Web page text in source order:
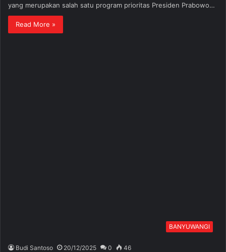
yang merupakan salah satu program prioritas Presiden Prabowo…
Read More »
BANYUWANGI
Budi Santoso 20/12/2025 0 46